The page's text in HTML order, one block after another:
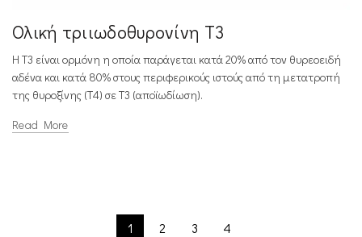
Ολική τριιωδοθυρονίνη Τ3
Η Τ3 είναι ορμόνη η οποία παράγεται κατά 20% από τον θυρεοειδή
αδένα και κατά 80% στους περιφερικούς ιστούς από τη μετατροπή
της θυροξίνης (Τ4) σε Τ3 (αποϊωδίωση).
Read More
1 2 3 4